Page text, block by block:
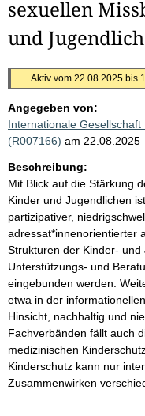
sexuellen
und
Aktiv vom 22.08.2025 bis
Angegeben von:
Internationale
(R007166) am 22.08.2025
Beschreibung:
Mit Blick auf die Stärkung
Kinder und Jugendlichen
partizipativer,
adressat*innenorientierter
Strukturen der Kinder-
Unterstützungs- und
eingebunden werden.
etwa in der
Hinsicht, nachhaltig und
Fachverbänden fällt auch
medizinischen
Kinderschutz kann nur
Zusammenwirken